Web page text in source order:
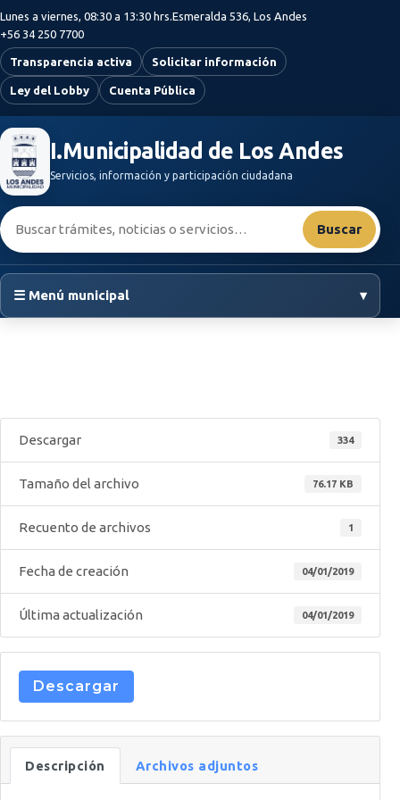
Saltar al contenido principal
Lunes a viernes, 08:30 a 13:30 hrs.Esmeralda 536, Los Andes
+56 34 250 7700
Transparencia activa Solicitar información
Ley del Lobby Cuenta Pública
I.Municipalidad de Los Andes
Servicios, información y participación ciudadana
Buscar:
Buscar
☰ Menú municipal ▾
Descargar 334
Tamaño del archivo 76.17 KB
Recuento de archivos 1
Fecha de creación 04/01/2019
Última actualización 04/01/2019
Descargar
Descripción Archivos adjuntos